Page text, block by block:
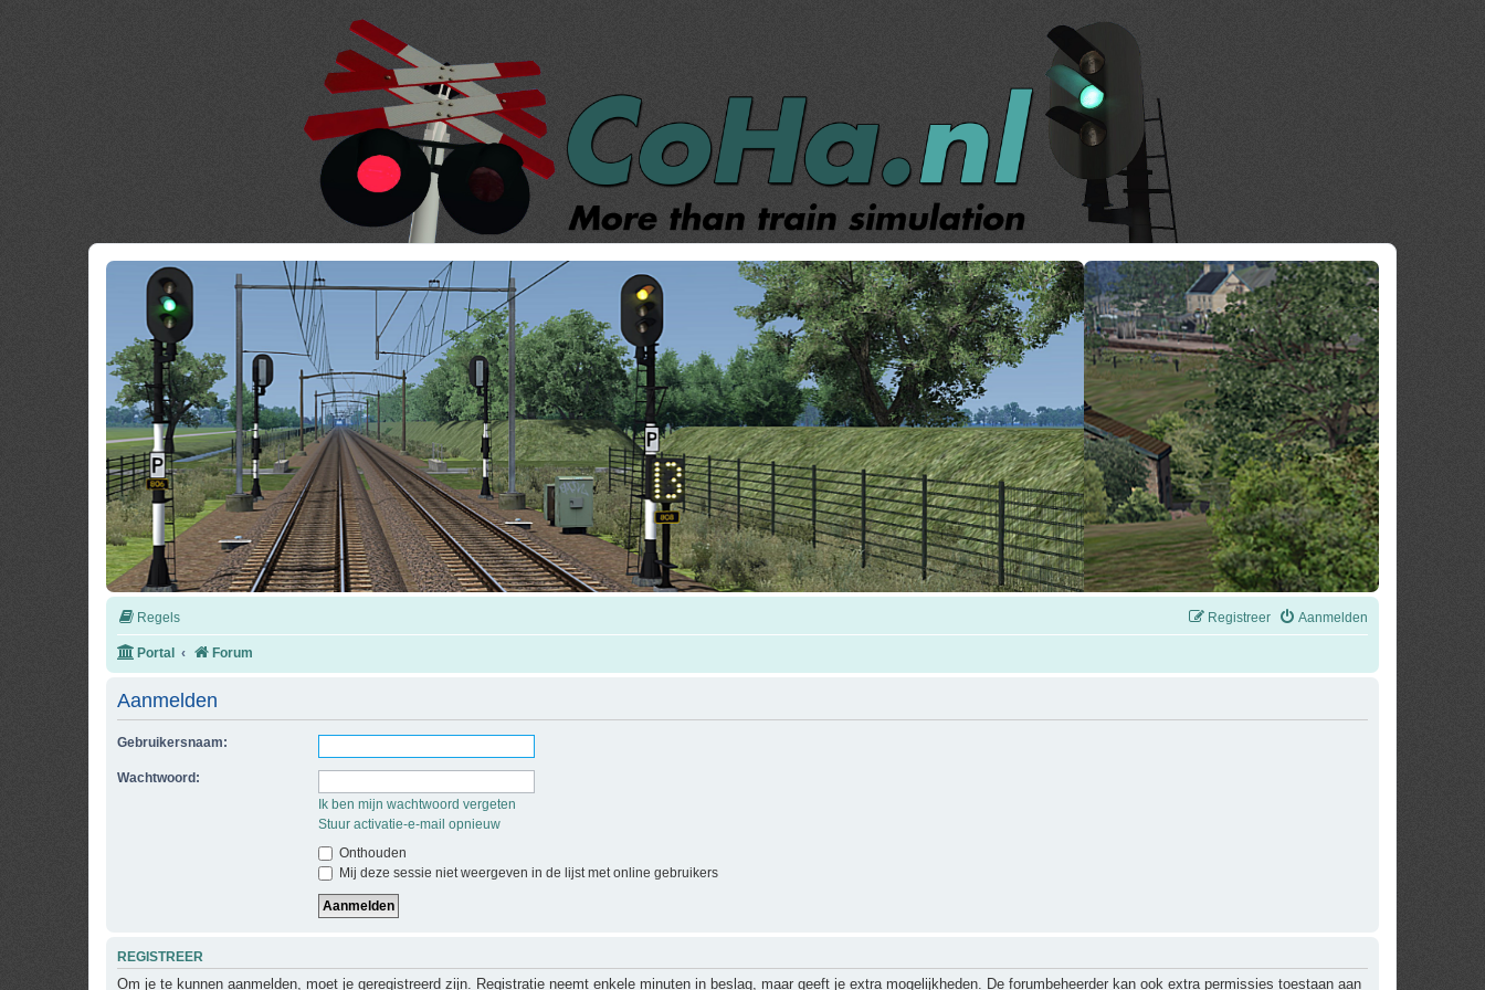
Regels Aanmelden
Registreer
Portal Forum
Aanmelden
Gebruikersnaam:
Wachtwoord:
Ik ben mijn wachtwoord vergeten
Stuur activatie-e-mail opnieuw
Onthouden
Mij deze sessie niet weergeven in de lijst met online gebruikers
REGISTREER
Om je te kunnen aanmelden, moet je geregistreerd zijn. Registratie neemt enkele minuten in beslag, maar geeft je extra mogelijkheden. De forumbeheerder kan ook extra permissies toestaan aan